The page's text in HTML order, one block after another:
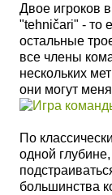
Двое игроков
"tehničari" - то
остальные
все члены
нескольких
они могут
По
одной
большинства